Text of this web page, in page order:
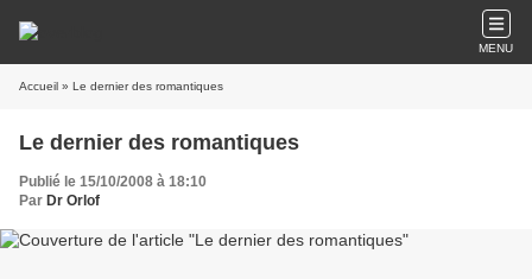
MENU
Accueil » Le dernier des romantiques
Le dernier des romantiques
Publié le 15/10/2008 à 18:10
Par Dr Orlof